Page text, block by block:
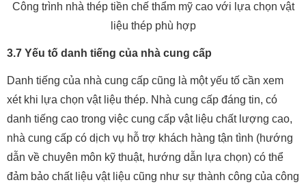
Công trình nhà thép tiền chế thẩm mỹ cao với lựa chọn vật
liệu thép phù hợp
3.7 Yếu tố danh tiếng của nhà cung cấp
Danh tiếng của nhà cung cấp cũng là một yếu tố cần xem
xét khi lựa chọn vật liệu thép. Nhà cung cấp đáng tin, có
danh tiếng cao trong việc cung cấp vật liệu chất lượng cao,
nhà cung cấp có dịch vụ hỗ trợ khách hàng tận tình (hướng
dẫn về chuyên môn kỹ thuật, hướng dẫn lựa chọn) có thể
đảm bảo chất liệu vật liệu cũng như sự thành công của công